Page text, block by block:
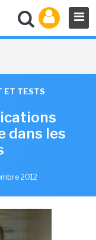
ET TESTS
dans les
2012